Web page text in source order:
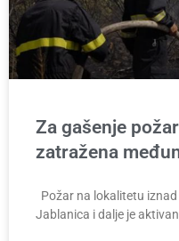
Za gašenje
zatražena
Požar na lokalitetu
Jablanica i dalje je